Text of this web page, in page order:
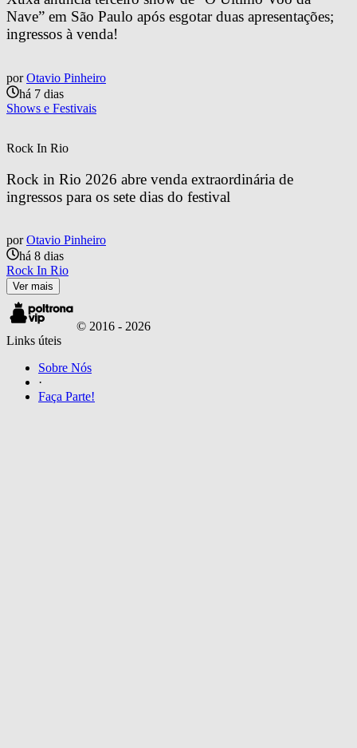
Nave” em São Paulo após esgotar duas apresentações;
ingressos à venda!
por Otavio Pinheiro
há 7 dias
Shows e Festivais
Rock In Rio
Rock in Rio 2026 abre venda extraordinária de
ingressos para os sete dias do festival
por Otavio Pinheiro
há 8 dias
Rock In Rio
Ver mais
© 2016 - 2026
Links úteis
Sobre Nós
·
Faça Parte!